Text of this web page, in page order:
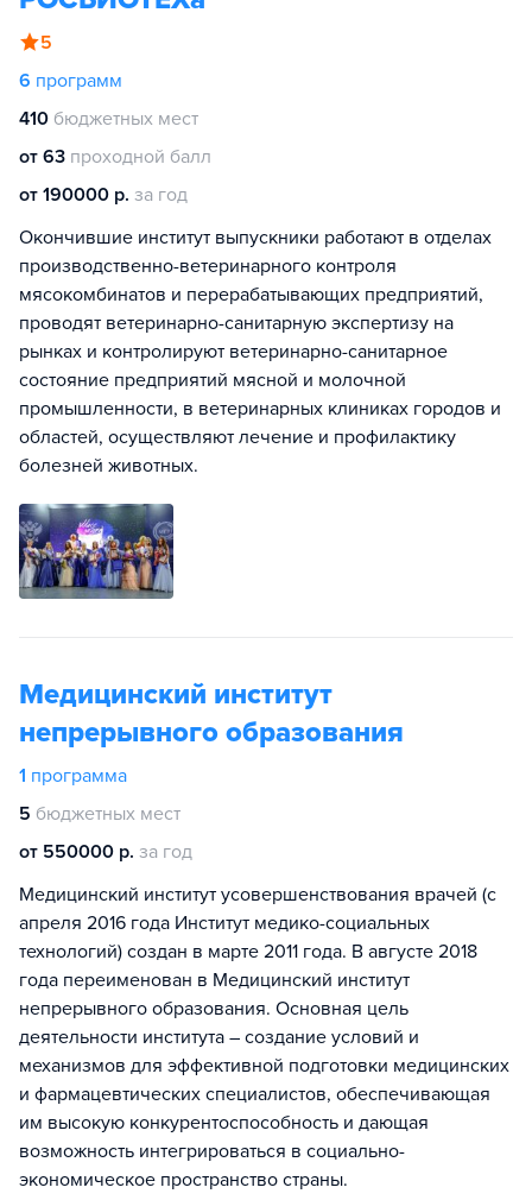
5
6 программ
410 бюджетных мест
от 63 проходной балл
от 190000 р. за год
Окончившие институт выпускники работают в отделах
производственно-ветеринарного контроля
мясокомбинатов и перерабатывающих предприятий,
проводят ветеринарно-санитарную экспертизу на
рынках и контролируют ветеринарно-санитарное
состояние предприятий мясной и молочной
промышленности, в ветеринарных клиниках городов и
областей, осуществляют лечение и профилактику
болезней животных.
Медицинский институт
непрерывного образования
1 программа
5 бюджетных мест
от 550000 р. за год
Медицинский институт усовершенствования врачей (с
апреля 2016 года Институт медико-социальных
технологий) создан в марте 2011 года. В августе 2018
года переименован в Медицинский институт
непрерывного образования. Основная цель
деятельности института – создание условий и
механизмов для эффективной подготовки медицинских
и фармацевтических специалистов, обеспечивающая
им высокую конкурентоспособность и дающая
возможность интегрироваться в социально-
экономическое пространство страны.